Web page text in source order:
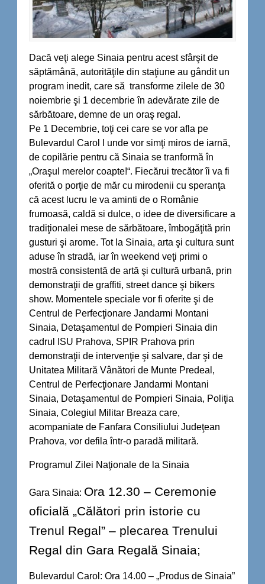
Dacă veţi alege Sinaia pentru acest sfârşit de
săptămână, autorităţile din staţiune au gândit un
program inedit, care să transforme zilele de 30
noiembrie şi 1 decembrie în adevărate zile de
sărbătoare, demne de un oraş regal.
Pe 1 Decembrie, toţi cei care se vor afla pe
Bulevardul Carol I unde vor simţi miros de iarnă,
de copilărie pentru că Sinaia se tranformă în
„Oraşul merelor coapte!“. Fiecărui trecător îi va fi
oferită o porţie de măr cu mirodenii cu speranţa
că acest lucru le va aminti de o Românie
frumoasă, caldă si dulce, o idee de diversificare a
tradiţionalei mese de sărbătoare, îmbogăţită prin
gusturi şi arome. Tot la Sinaia, arta şi cultura sunt
aduse în stradă, iar în weekend veţi primi o
mostră consistentă de artă şi cultură urbană, prin
demonstraţii de graffiti, street dance şi bikers
show. Momentele speciale vor fi oferite şi de
Centrul de Perfecţionare Jandarmi Montani
Sinaia, Detaşamentul de Pompieri Sinaia din
cadrul ISU Prahova, SPIR Prahova prin
demonstraţii de intervenţie şi salvare, dar şi de
Unitatea Militară Vânători de Munte Predeal,
Centrul de Perfecţionare Jandarmi Montani
Sinaia, Detaşamentul de Pompieri Sinaia, Poliţia
Sinaia, Colegiul Militar Breaza care,
acompaniate de Fanfara Consiliului Judeţean
Prahova, vor defila într-o paradă militară.
Programul Zilei Naţionale de la Sinaia
Gara Sinaia: Ora 12.30 – Ceremonie
oficială „Călători prin istorie cu
Trenul Regal” – plecarea Trenului
Regal din Gara Regală Sinaia;
Bulevardul Carol: Ora 14.00 – „Produs de Sinaia”